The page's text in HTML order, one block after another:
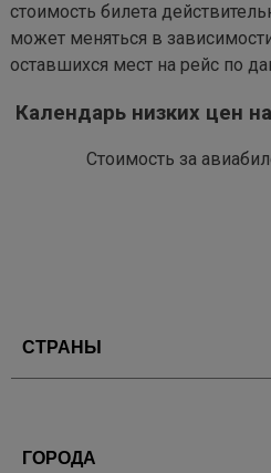
стоимость билета
может меняться в
оставшихся мест на рейс по
Календарь низких цен
Стоимость за
СТРАНЫ
ГОРОДА